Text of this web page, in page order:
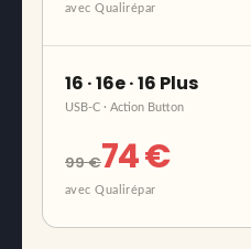
avec Qualirépar
16 · 16e · 16 Plus
USB-C · Action Button
99 €74 €
avec Qualirépar